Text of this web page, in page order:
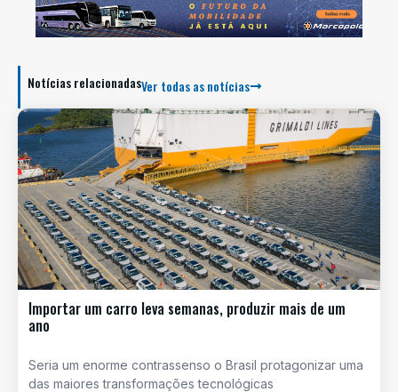
Notícias relacionadasVer todas as notícias
Importar um carro leva semanas, produzir mais de um
ano
Seria um enorme contrassenso o Brasil protagonizar uma
das maiores transformações tecnológicas